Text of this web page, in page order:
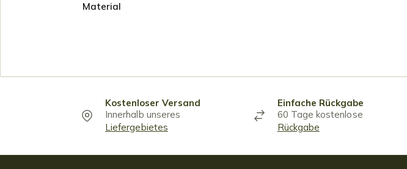
Material
Kostenloser Versand
Innerhalb unseres
Liefergebietes
Einfache Rückgabe
60 Tage kostenlose
Rückgabe